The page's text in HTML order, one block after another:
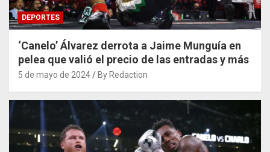
DEPORTES
‘Canelo’ Álvarez derrota a Jaime Munguía en
pelea que valió el precio de las entradas y más
5 de mayo de 2024 By Redaction